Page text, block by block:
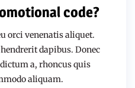
code?
orci venenatis aliquet.
dapibus. Donec
a, rhoncus quis
aliquam.